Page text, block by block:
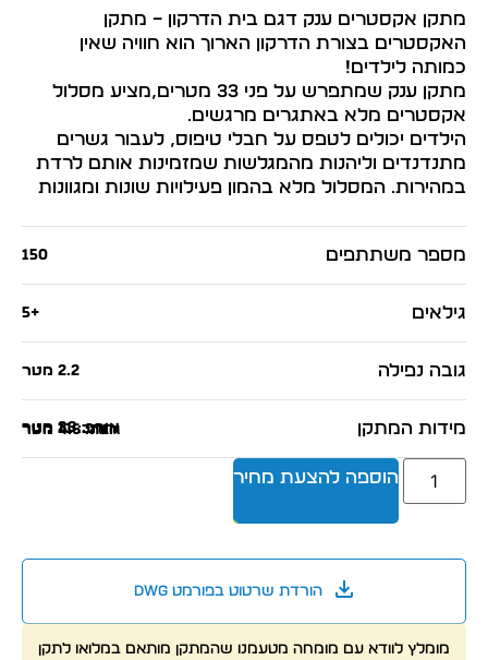
מתקן אקסטרים ענק דגם בית הדרקון – מתקן
האקסטרים בצורת הדרקון הארוך הוא חוויה שאין
כמותה לילדים!
מתקן ענק שמתפרש על פני 33 מטרים,מציע מסלול
אקסטרים מלא באתגרים מרגשים.
הילדים יכולים לטפס על חבלי טיפוס, לעבור גשרים
מתנדנדים וליהנות מהמגלשות שמזמינות אותם לרדת
במהירות. המסלול מלא בהמון פעילויות שונות ומגוונות
מספר משתתפים 150
גילאים +5
גובה נפילה 2.2 מטר
מידות המתקן אורך: 33 מטר
רוחב: 11 מטר
גובה: 4.6 מטר
הוספה להצעת מחיר
הורדת שרטוט בפורמט dwg
מומלץ לוודא עם מומחה מטעמנו שהמתקן מותאם במלואו לתקן